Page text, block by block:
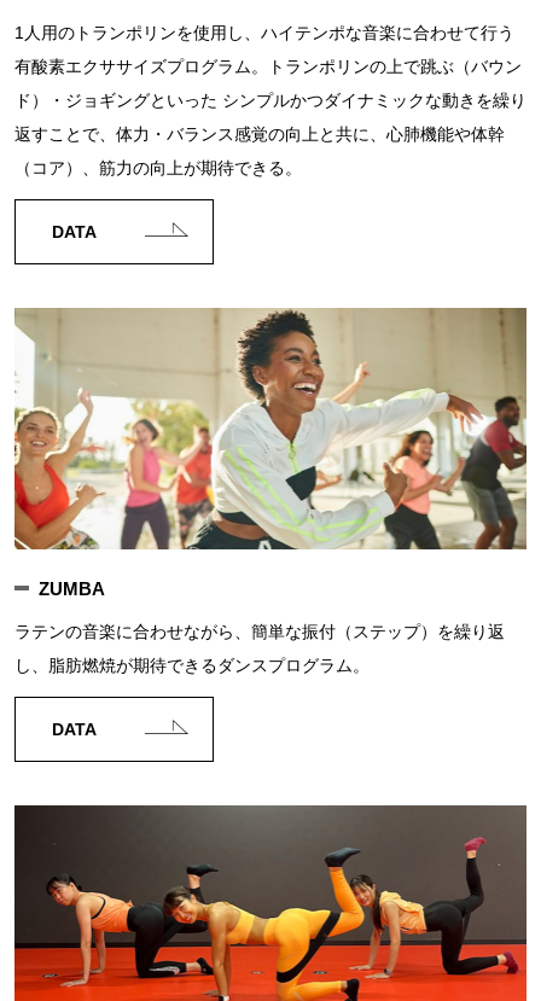
1人用のトランポリンを使用し、ハイテンポな音楽に合わせて行う
有酸素エクササイズプログラム。トランポリンの上で跳ぶ（バウン
ド）・ジョギングといった シンプルかつダイナミックな動きを繰り
返すことで、体力・バランス感覚の向上と共に、心肺機能や体幹
（コア）、筋力の向上が期待できる。
DATA
ZUMBA
ラテンの音楽に合わせながら、簡単な振付（ステップ）を繰り返
し、脂肪燃焼が期待できるダンスプログラム。
DATA